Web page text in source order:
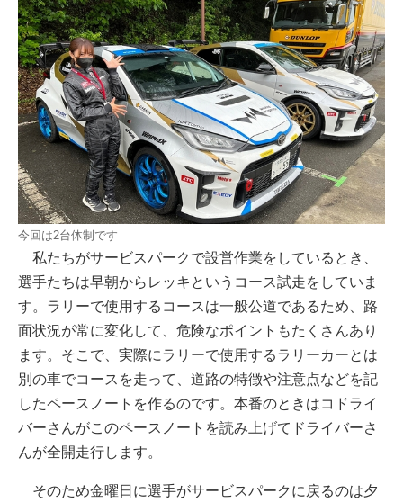
今回は2台体制です
私たちがサービスパークで設営作業をしているとき、
選手たちは早朝からレッキというコース試走をしていま
す。ラリーで使用するコースは一般公道であるため、路
面状況が常に変化して、危険なポイントもたくさんあり
ます。そこで、実際にラリーで使用するラリーカーとは
別の車でコースを走って、道路の特徴や注意点などを記
したペースノートを作るのです。本番のときはコドライ
バーさんがこのペースノートを読み上げてドライバーさ
んが全開走行します。
そのため金曜日に選手がサービスパークに戻るのは夕